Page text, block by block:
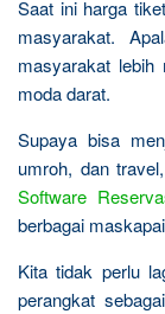
Saat ini harga
masyarakat.
masyarakat lebih
moda darat.
Supaya bisa
umroh, dan
Software
berbagai
Kita tidak perlu
perangkat